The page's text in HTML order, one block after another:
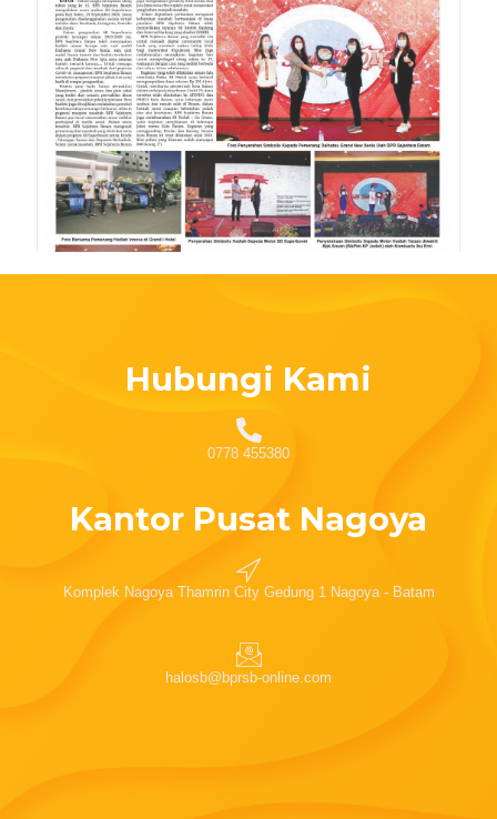
Hubungi Kami
0778 455380
Kantor Pusat Nagoya
Komplek Nagoya Thamrin City Gedung 1 Nagoya - Batam
halosb@bprsb-online.com